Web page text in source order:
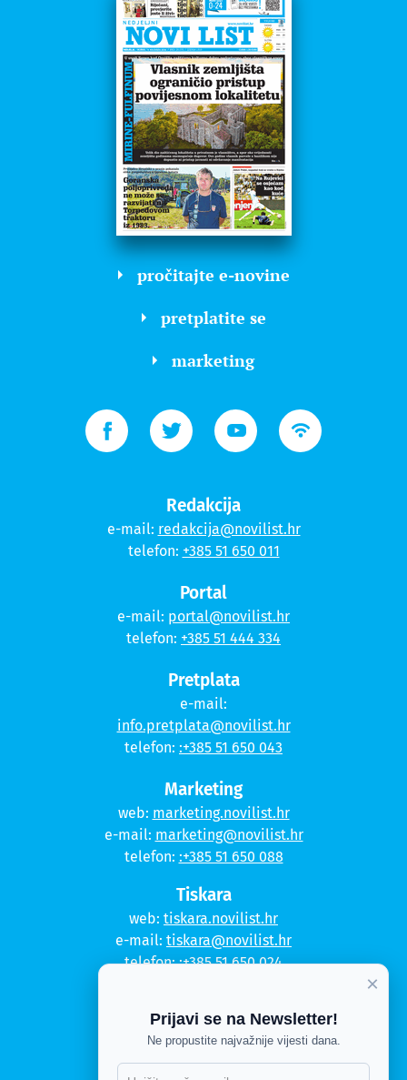
pročitajte e-novine
pretplatite se
marketing
Redakcija
e-mail: redakcija@novilist.hr
telefon: +385 51 650 011
Portal
e-mail: portal@novilist.hr
telefon: +385 51 444 334
Pretplata
e-mail:
info.pretplata@novilist.hr
telefon: :+385 51 650 043
Marketing
web: marketing.novilist.hr
e-mail: marketing@novilist.hr
telefon: :+385 51 650 088
Tiskara
web: tiskara.novilist.hr
e-mail: tiskara@novilist.hr
telefon::+385 51 650 024
Kontakt
Politika privatnosti
×
Prijavi se na Newsletter!
Ne propustite najvažnije vijesti dana.